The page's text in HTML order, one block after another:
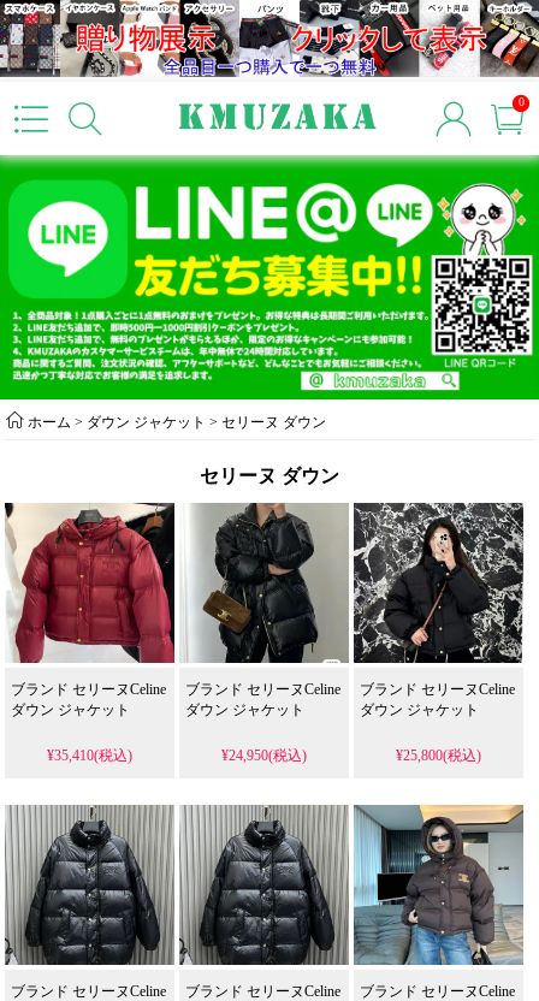
0
ホーム > ダウン ジャケット >セリーヌ ダウン
セリーヌ ダウン
ブランド セリーヌCeline
ダウン ジャケット
¥35,410(税込)
ブランド セリーヌCeline
ダウン ジャケット
¥24,950(税込)
ブランド セリーヌCeline
ダウン ジャケット
¥25,800(税込)
ブランド セリーヌCeline
ブランド セリーヌCeline
ブランド セリーヌCeline